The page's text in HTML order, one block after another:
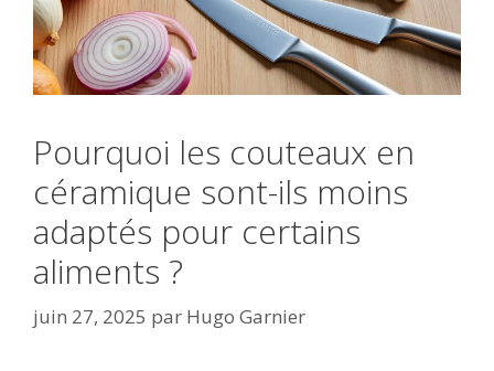
Pourquoi les couteaux en
céramique sont-ils moins
adaptés pour certains
aliments ?
juin 27, 2025 par Hugo Garnier